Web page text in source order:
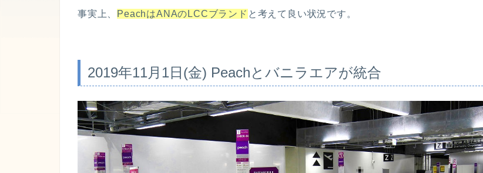
事実上、 PeachはANAのLCCブランド と考えて良い状況です。
2019年11月1日(金) Peachとバニラエアが統合